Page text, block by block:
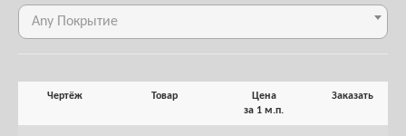
Any Покрытие
Чертёж Товар
Цена
за 1 м.п.
Заказать